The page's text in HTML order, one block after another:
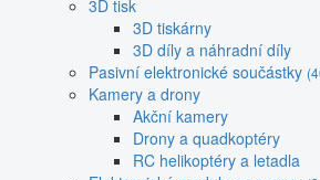
3D tisk
3D tiskárny
3D díly a náhradní díly
Pasivní elektronické součástky
Kamery a drony
Akční kamery
Drony a quadkoptéry
RC helikoptéry a letadla